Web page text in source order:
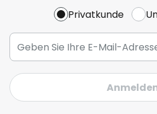
Privatkunde